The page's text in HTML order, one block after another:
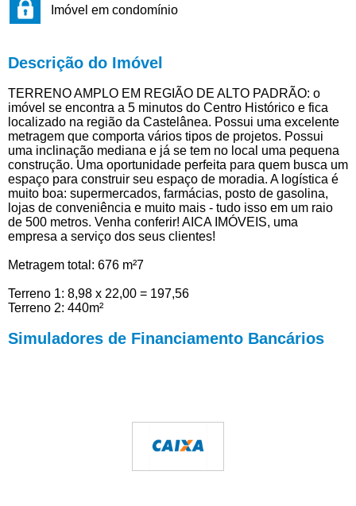
Imóvel em condomínio
Descrição do Imóvel
TERRENO AMPLO EM REGIÃO DE ALTO PADRÃO: o
imóvel se encontra a 5 minutos do Centro Histórico e fica
localizado na região da Castelânea. Possui uma excelente
metragem que comporta vários tipos de projetos. Possui
uma inclinação mediana e já se tem no local uma pequena
construção. Uma oportunidade perfeita para quem busca um
espaço para construir seu espaço de moradia. A logística é
muito boa: supermercados, farmácias, posto de gasolina,
lojas de conveniência e muito mais - tudo isso em um raio
de 500 metros. Venha conferir! AICA IMÓVEIS, uma
empresa a serviço dos seus clientes!
Metragem total: 676 m²7
Terreno 1: 8,98 x 22,00 = 197,56
Terreno 2: 440m²
Simuladores de Financiamento Bancários